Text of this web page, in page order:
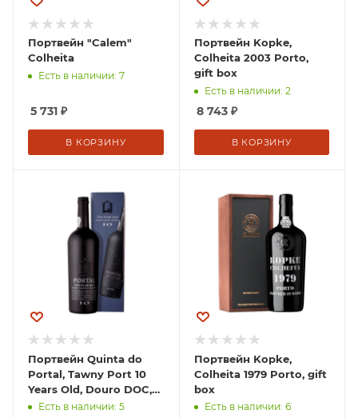
Портвейн "Calem"
Colheita
Есть в наличии: 7
5 731 ₽
В КОРЗИНУ
Портвейн Kopke,
Colheita 2003 Porto,
gift box
Есть в наличии: 2
8 743₽
В КОРЗИНУ
Портвейн Quinta do
Portal, Tawny Port 10
Years Old, Douro DOC,
gift box
Есть в наличии: 5
Портвейн Kopke,
Colheita 1979 Porto, gift
box
Есть в наличии: 6